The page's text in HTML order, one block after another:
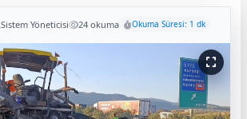
Sistem Yöneticisi 24 okuma Okuma Süresi: 1 dk